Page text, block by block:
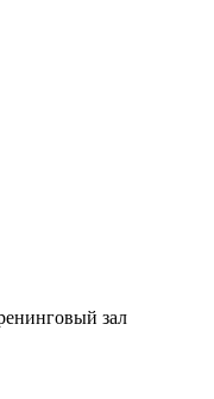
зал